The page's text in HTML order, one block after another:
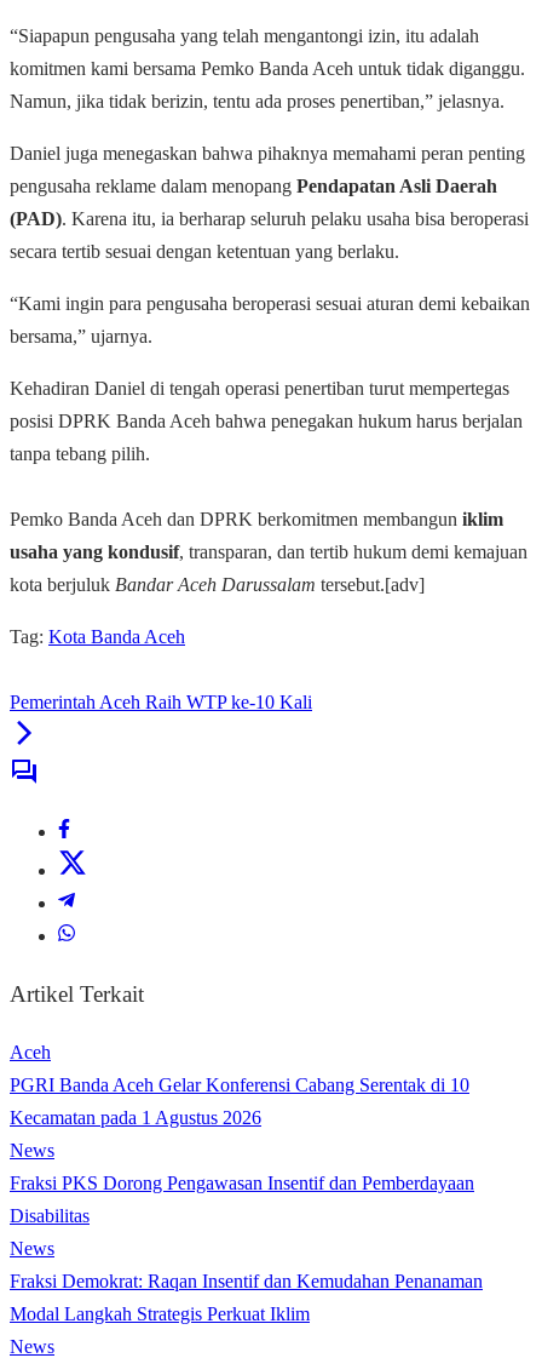
“Siapapun pengusaha yang telah mengantongi izin, itu adalah
komitmen kami bersama Pemko Banda Aceh untuk tidak diganggu.
Namun, jika tidak berizin, tentu ada proses penertiban,” jelasnya.
Daniel juga menegaskan bahwa pihaknya memahami peran penting
pengusaha reklame dalam menopang Pendapatan Asli Daerah
(PAD). Karena itu, ia berharap seluruh pelaku usaha bisa beroperasi
secara tertib sesuai dengan ketentuan yang berlaku.
“Kami ingin para pengusaha beroperasi sesuai aturan demi kebaikan
bersama,” ujarnya.
Kehadiran Daniel di tengah operasi penertiban turut mempertegas
posisi DPRK Banda Aceh bahwa penegakan hukum harus berjalan
tanpa tebang pilih.
Pemko Banda Aceh dan DPRK berkomitmen membangun iklim
usaha yang kondusif, transparan, dan tertib hukum demi kemajuan
kota berjuluk Bandar Aceh Darussalam tersebut.[adv]
Tag: Kota Banda Aceh
Pemerintah Aceh Raih WTP ke-10 Kali
Artikel Terkait
Aceh
PGRI Banda Aceh Gelar Konferensi Cabang Serentak di 10
Kecamatan pada 1 Agustus 2026
News
Fraksi PKS Dorong Pengawasan Insentif dan Pemberdayaan
Disabilitas
News
Fraksi Demokrat: Raqan Insentif dan Kemudahan Penanaman
Modal Langkah Strategis Perkuat Iklim
News